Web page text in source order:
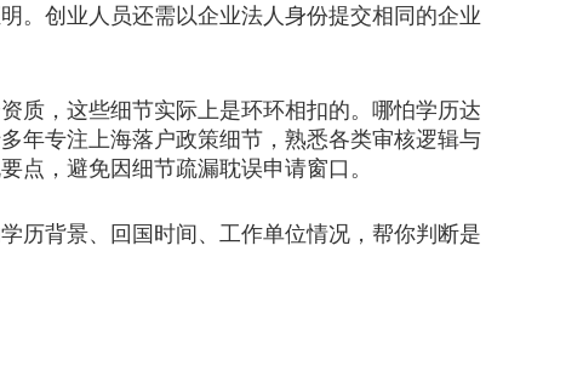
。创业人员还需以企业法人身份提交相同的企业
，这些细节实际上是环环相扣的。哪怕学历达
年专注上海落户政策细节，熟悉各类审核逻辑与
点，避免因细节疏漏耽误申请窗口。
背景、回国时间、工作单位情况，帮你判断是